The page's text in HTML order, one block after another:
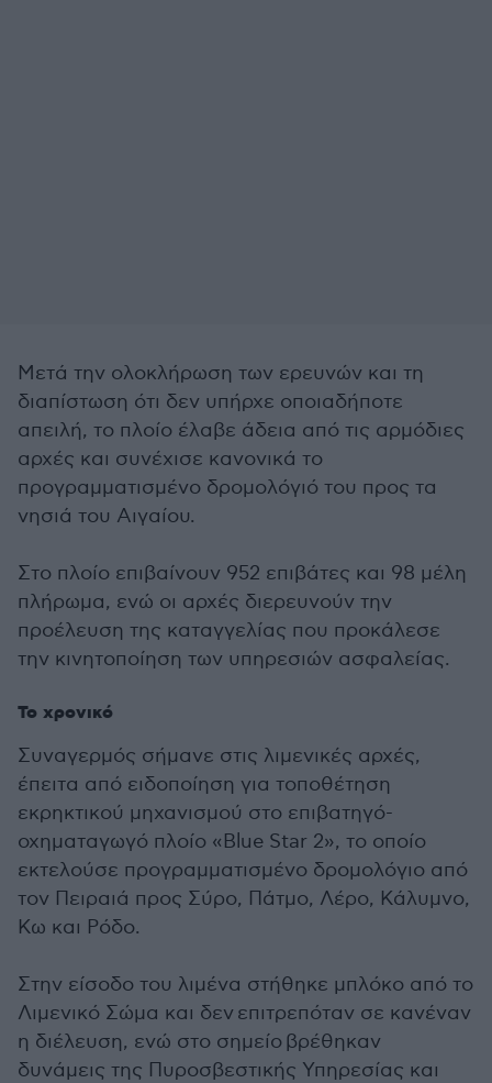
Μετά την ολοκλήρωση των ερευνών και τη
διαπίστωση ότι δεν υπήρχε οποιαδήποτε
απειλή, το πλοίο έλαβε άδεια από τις αρμόδιες
αρχές και συνέχισε κανονικά το
προγραμματισμένο δρομολόγιό του προς τα
νησιά του Αιγαίου.
Στο πλοίο επιβαίνουν 952 επιβάτες και 98 μέλη
πλήρωμα, ενώ οι αρχές διερευνούν την
προέλευση της καταγγελίας που προκάλεσε
την κινητοποίηση των υπηρεσιών ασφαλείας.
Το χρονικό
Συναγερμός σήμανε στις λιμενικές αρχές,
έπειτα από ειδοποίηση για τοποθέτηση
εκρηκτικού μηχανισμού στο επιβατηγό-
οχηματαγωγό πλοίο «Blue Star 2», το οποίο
εκτελούσε προγραμματισμένο δρομολόγιο από
τον Πειραιά προς Σύρο, Πάτμο, Λέρο, Κάλυμνο,
Κω και Ρόδο.
Στην είσοδο του λιμένα στήθηκε μπλόκο από το
Λιμενικό Σώμα και δεν επιτρεπόταν σε κανέναν
η διέλευση, ενώ στο σημείο βρέθηκαν
δυνάμεις της Πυροσβεστικής Υπηρεσίας και